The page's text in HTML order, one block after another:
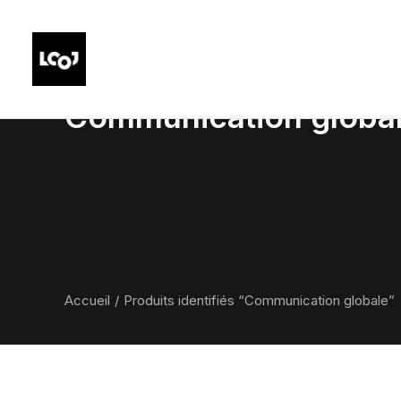
Communication
Accueil Produits identifiés “Communication globale”